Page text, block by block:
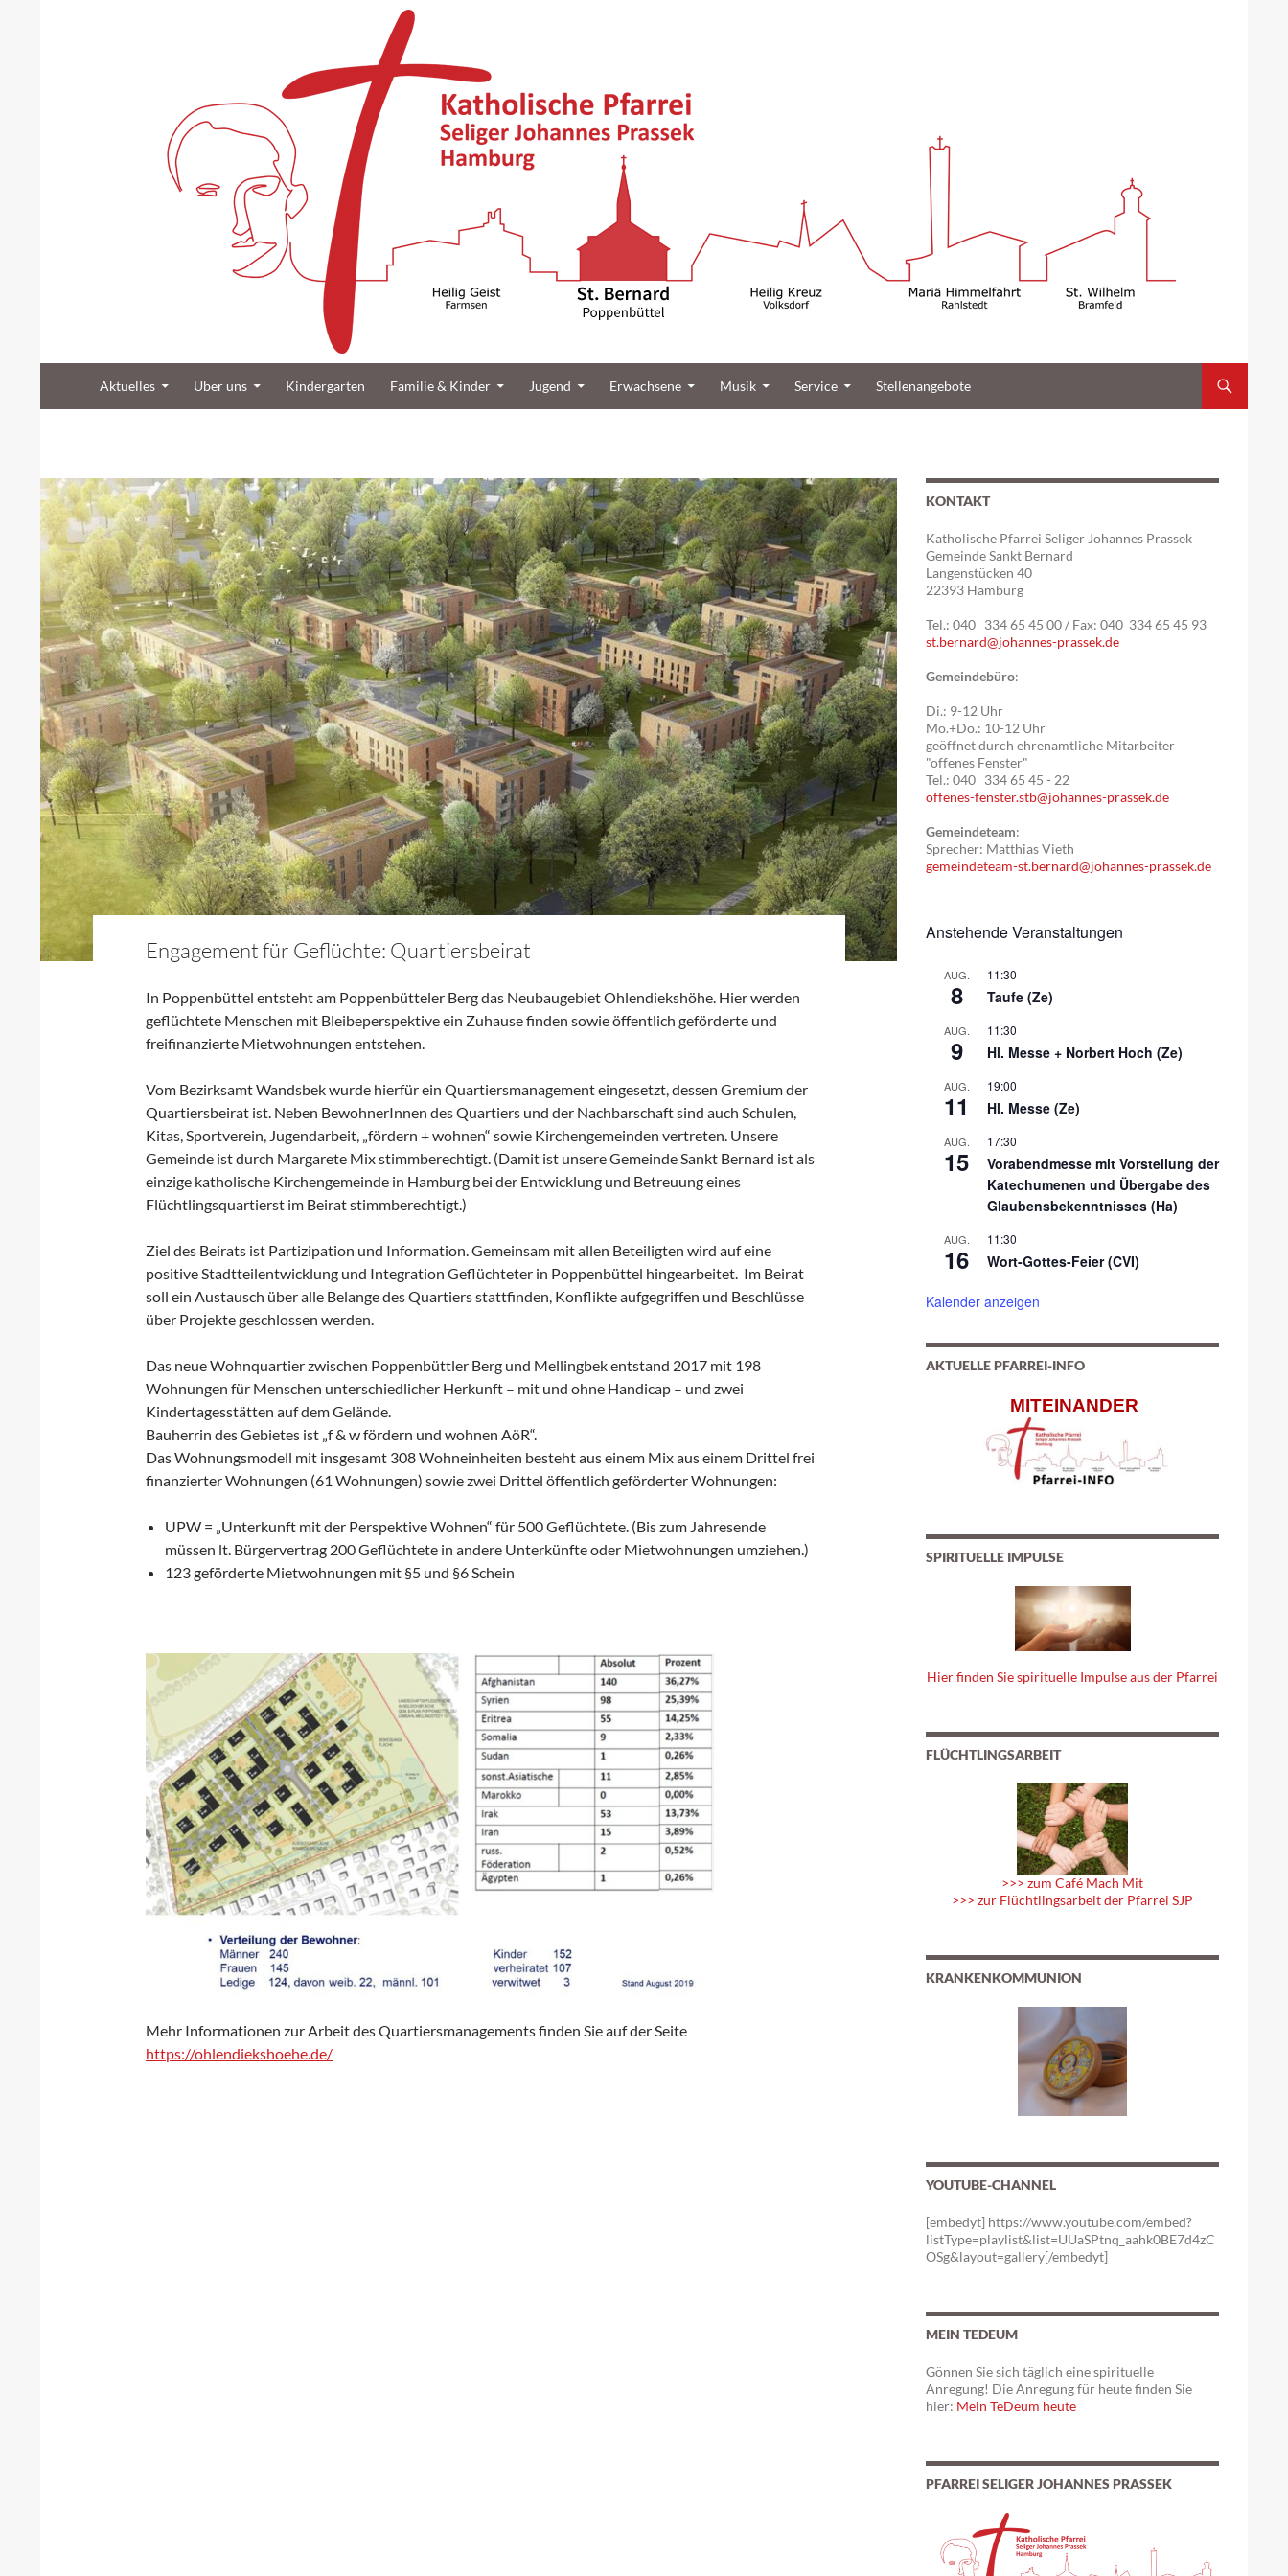
Katholische Gemeinde Sankt Bernard Poppenbüttel
Aktuelles Über uns Kindergarten Familie & Kinder Jugend Erwachsene Musik Service Stellenangebote
Engagement für Geflüchte: Quartiersbeirat
In Poppenbüttel entsteht am Poppenbütteler Berg das Neubaugebiet Ohlendiekshöhe. Hier werden
geflüchtete Menschen mit Bleibeperspektive ein Zuhause finden sowie öffentlich geförderte und
freifinanzierte Mietwohnungen entstehen.
Vom Bezirksamt Wandsbek wurde hierfür ein Quartiersmanagement eingesetzt, dessen Gremium der
Quartiersbeirat ist. Neben BewohnerInnen des Quartiers und der Nachbarschaft sind auch Schulen,
Kitas, Sportverein, Jugendarbeit, „fördern + wohnen“ sowie Kirchengemeinden vertreten. Unsere
Gemeinde ist durch Margarete Mix stimmberechtigt. (Damit ist unsere Gemeinde Sankt Bernard ist als
einzige katholische Kirchengemeinde in Hamburg bei der Entwicklung und Betreuung eines
Flüchtlingsquartierst im Beirat stimmberechtigt.)
Ziel des Beirats ist Partizipation und Information. Gemeinsam mit allen Beteiligten wird auf eine
positive Stadtteilentwicklung und Integration Geflüchteter in Poppenbüttel hingearbeitet. Im Beirat
soll ein Austausch über alle Belange des Quartiers stattfinden, Konflikte aufgegriffen und Beschlüsse
über Projekte geschlossen werden.
Das neue Wohnquartier zwischen Poppenbüttler Berg und Mellingbek entstand 2017 mit 198
Wohnungen für Menschen unterschiedlicher Herkunft – mit und ohne Handicap – und zwei
Kindertagesstätten auf dem Gelände.
Bauherrin des Gebietes ist „f & w fördern und wohnen AöR“.
Das Wohnungsmodell mit insgesamt 308 Wohneinheiten besteht aus einem Mix aus einem Drittel frei
finanzierter Wohnungen (61 Wohnungen) sowie zwei Drittel öffentlich geförderter Wohnungen:
UPW = „Unterkunft mit der Perspektive Wohnen“ für 500 Geflüchtete. (Bis zum Jahresende
müssen lt. Bürgervertrag 200 Geflüchtete in andere Unterkünfte oder Mietwohnungen umziehen.)
123 geförderte Mietwohnungen mit §5 und §6 Schein
Mehr Informationen zur Arbeit des Quartiersmanagements finden Sie auf der Seite
https://ohlendiekshoehe.de/
KONTAKT
Katholische Pfarrei Seliger Johannes Prassek
Gemeinde Sankt Bernard
Langenstücken 40
22393 Hamburg
Tel.: 040 334 65 45 00 / Fax: 040 334 65 45 93
st.bernard@johannes-prassek.de
Gemeindebüro:
Di.: 9-12 Uhr
Mo.+Do.: 10-12 Uhr
geöffnet durch ehrenamtliche Mitarbeiter
"offenes Fenster"
Tel.: 040 334 65 45 - 22
offenes-fenster.stb@johannes-prassek.de
Gemeindeteam:
Sprecher: Matthias Vieth
gemeindeteam-st.bernard@johannes-prassek.de
Anstehende Veranstaltungen
AUG.
8
11:30
Taufe (Ze)
AUG.
9
11:30
Hl. Messe + Norbert Hoch (Ze)
AUG.
11
19:00
Hl. Messe (Ze)
AUG.
15
17:30
Vorabendmesse mit Vorstellung der
Katechumenen und Übergabe des
Glaubensbekenntnisses (Ha)
AUG.
16
11:30
Wort-Gottes-Feier (CVI)
Kalender anzeigen
AKTUELLE PFARREI-INFO
MITEINANDER
SPIRITUELLE IMPULSE
Hier finden Sie spirituelle Impulse aus der Pfarrei
FLÜCHTLINGSARBEIT
>>> zum Café Mach Mit
>>> zur Flüchtlingsarbeit der Pfarrei SJP
KRANKENKOMMUNION
YOUTUBE-CHANNEL
[embedyt] https://www.youtube.com/embed?
listType=playlist&list=UUaSPtnq_aahk0BE7d4zC
OSg&layout=gallery[/embedyt]
MEIN TEDEUM
Gönnen Sie sich täglich eine spirituelle
Anregung! Die Anregung für heute finden Sie
hier: Mein TeDeum heute
PFARREI SELIGER JOHANNES PRASSEK